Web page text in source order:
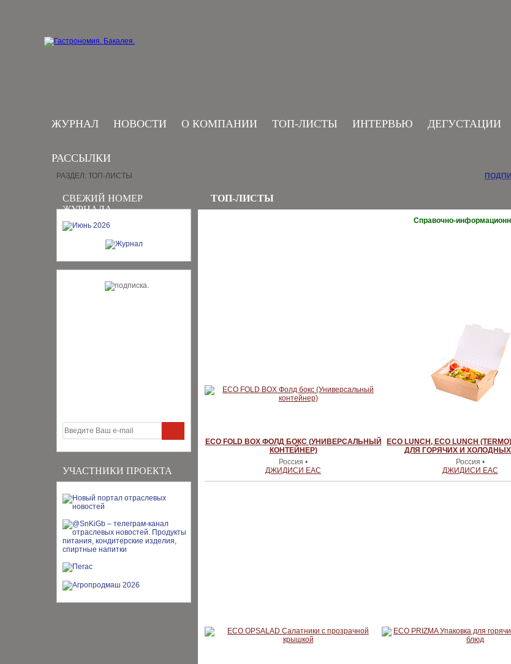
ЖУРНАЛ НОВОСТИ О КОМПАНИИ ТОП-ЛИСТЫ ИНТЕРВЬЮ ДЕГУСТАЦИИ
РАССЫЛКИ
СВЕЖИЙ НОМЕР
ЖУРНАЛА
УЧАСТНИКИ ПРОЕКТА
РАЗДЕЛ: ТОП-ЛИСТЫ
ТОП-ЛИСТЫ
Справочно-
ECO FOLD BOX ФОЛД БОКС (УНИВЕРСАЛЬНЫЙ
КОНТЕЙНЕР)
Россия •
ДЖИДИСИ ЕАС
ECO LUNCH, ECO LUNCH
ДЛЯ ГОРЯЧИХ И
Россия •
ДЖИДИСИ ЕАС